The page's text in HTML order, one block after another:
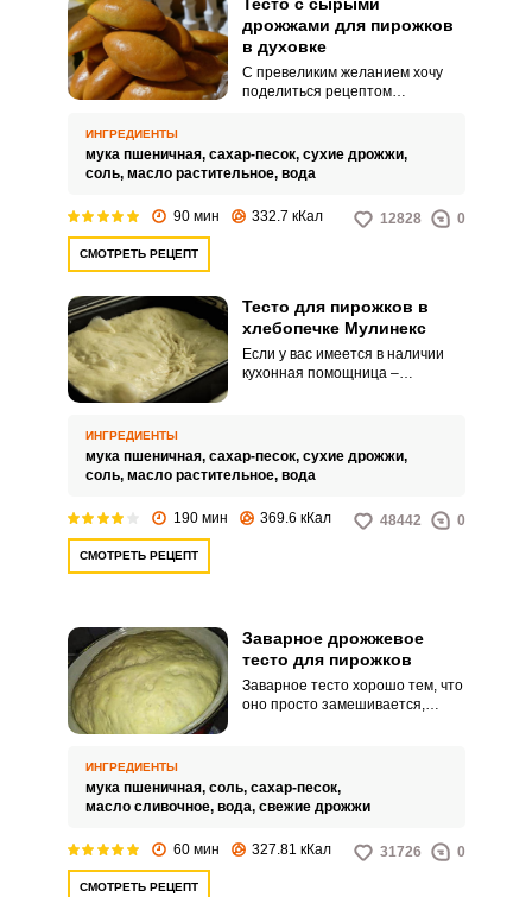
дрожжами для пирожков
в духовке
С превеликим желанием хочу
поделиться рецептом
пирожков в духовке. Пирожки на
таком тесте можно приготовить
сковороде.
ИНГРЕДИЕНТЫ
мука пшеничная, сахар-песок, сухие дрожжи,
соль, масло растительное, вода
90 мин 332.7 кКал 12828 0
СМОТРЕТЬ РЕЦЕПТ
Тесто для пирожков в
хлебопечке Мулинекс
Если у вас имеется в наличии
кухонная помощница –
этом тесте получаются с
нежной, воздушной текстурой и
понравятся без исключения
ИНГРЕДИЕНТЫ
мука пшеничная, сахар-песок, сухие дрожжи,
соль, масло растительное, вода
190 мин 369.6 кКал 48442 0
СМОТРЕТЬ РЕЦЕПТ
Заварное дрожжевое
тесто для пирожков
Заварное тесто хорошо тем, что
оно просто замешивается,
кипятком и ему не требуется
много времени на расстойку.
ИНГРЕДИЕНТЫ
мука пшеничная, соль, сахар-песок,
масло сливочное, вода, свежие дрожжи
60 мин 327.81 кКал 31726 0
СМОТРЕТЬ РЕЦЕПТ